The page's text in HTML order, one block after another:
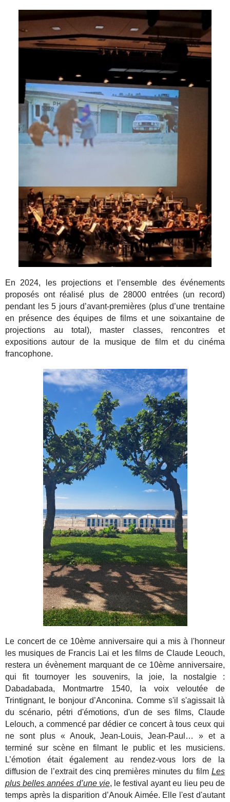
En 2024, les projections et l’ensemble des événements
proposés ont réalisé plus de 28000 entrées (un record)
pendant les 5 jours d’avant-premières (plus d’une trentaine
en présence des équipes de films et une soixantaine de
projections au total), master classes, rencontres et
expositions autour de la musique de film et du cinéma
francophone.
Le concert de ce 10ème anniversaire qui a mis à l'honneur
les musiques de Francis Lai et les films de Claude Leouch,
restera un évènement marquant de ce 10ème anniversaire,
qui fit tournoyer les souvenirs, la joie, la nostalgie :
Dabadabada, Montmartre 1540, la voix veloutée de
Trintignant, le bonjour d’Anconina. Comme s'il s'agissait là
du scénario, pétri d'émotions, d'un de ses films, Claude
Lelouch, a commencé par dédier ce concert à tous ceux qui
ne sont plus « Anouk, Jean-Louis, Jean-Paul… » et a
terminé sur scène en filmant le public et les musiciens.
L’émotion était également au rendez-vous lors de la
diffusion de l’extrait des cinq premières minutes du film Les
plus belles années d’une vie, le festival ayant eu lieu peu de
temps après la disparition d’Anouk Aimée. Elle l'est d'autant